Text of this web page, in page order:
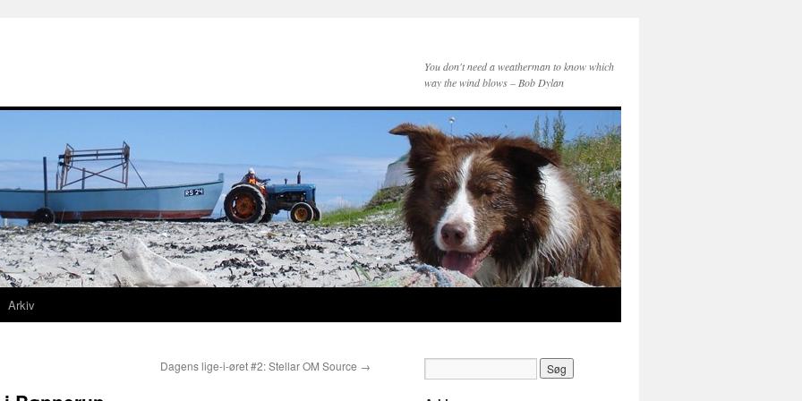
You don't need a weatherman to know which
way the wind blows – Bob Dylan
Arkiv
Dagens lige-i-øret #2: Stellar OM Source →